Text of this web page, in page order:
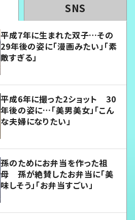
SNS
平成7年に生まれた双子…その
29年後の姿に「漫画みたい」「素
敵すぎる」
平成6年に撮った2ショット 30
年後の姿に…「美男美女」「こん
な夫婦になりたい」
孫のためにお弁当を作った祖
母 孫が絶賛したお弁当に「美
味しそう」「お弁当すごい」